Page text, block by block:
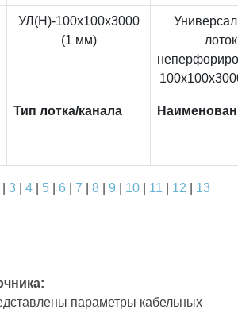
УЛ(Н)-100x100x3000
(1 мм)
лоток
Тип лотка/канала
3| 4| 5| 6 7 8| 9 10| 11 12 13
параметры кабельных